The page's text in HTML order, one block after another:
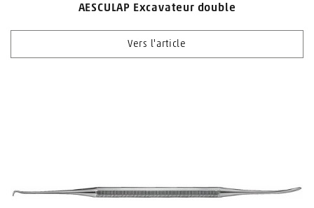
AESCULAP Excavateur double
Vers l'article